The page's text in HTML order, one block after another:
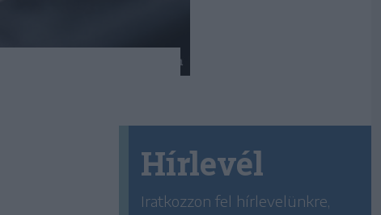
Hírlevél
Iratkozzon fel hírlevelünkre,